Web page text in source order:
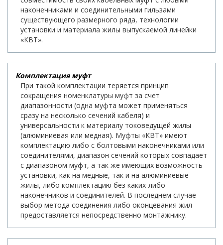
наконечниками и соединительными гильзами
существующего размерного ряда, технологии
установки и материала жилы выпускаемой линейки
«КВТ».
Комплектация муфт
При такой комплектации теряется принцип
сокращения номенклатуры муфт за счет
диапазонности (одна муфта может применяться
сразу на несколько сечений кабеля) и
универсальности к материалу токоведущей жилы
(алюминиевая или медная). Муфты «КВТ» имеют
комплектацию либо с болтовыми наконечниками или
соединителями, диапазон сечений которых совпадает
с диапазоном муфт, а так же имеющих возможность
установки, как на медные, так и на алюминиевые
жилы, либо комплектацию без каких-либо
наконечников и соединителей. В последнем случае
выбор метода соединения либо оконцевания жил
предоставляется непосредственно монтажнику.